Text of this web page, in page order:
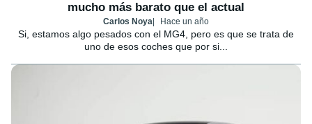
mucho más barato que el actual
Carlos Noya Hace un año
Si, estamos algo pesados con el MG4, pero es que se trata de
uno de esos coches que por si...